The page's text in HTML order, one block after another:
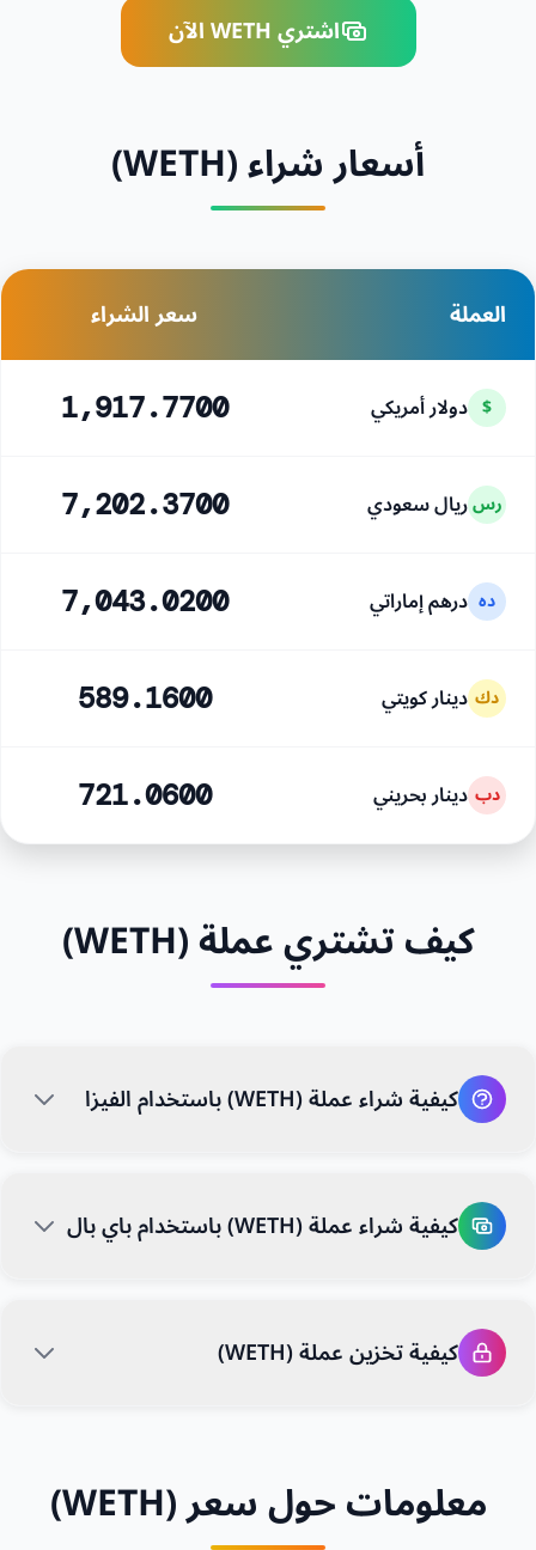
اشتري WETH الآن
أسعار شراء (WETH)
العملة سعر الشراء
$ دولار أمريكي 1,917.7700
رسريال سعودي 7,202.3700
ده درهم إماراتي 7,043.0200
دك دينار كويتي 589.1600
دب دينار بحريني 721.0600
كيف تشتري عملة (WETH)
كيفية شراء عملة (WETH) باستخدام الفيزا
كيفية شراء عملة (WETH) باستخدام باي بال
كيفية تخزين عملة (WETH)
معلومات حول سعر (WETH)